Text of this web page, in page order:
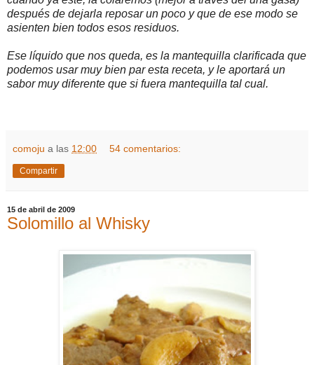
después de dejarla reposar un poco y que de ese modo se
asienten bien todos esos residuos.
Ese líquido que nos queda, es la mantequilla clarificada que
podemos usar muy bien par esta receta, y le aportará un
sabor muy diferente que si fuera mantequilla tal cual.
comoju a las 12:00 54 comentarios:
Compartir
15 de abril de 2009
Solomillo al Whisky